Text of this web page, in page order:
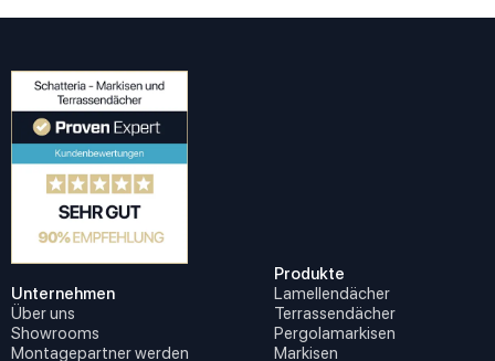
Unternehmen
Über uns
Showrooms
Montagepartner werden
Produkte
Lamellendächer
Terrassendächer
Pergolamarkisen
Markisen